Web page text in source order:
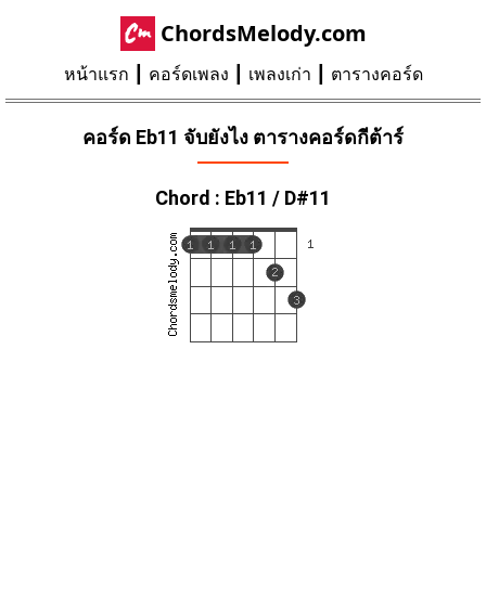
ChordsMelody.com
หน้าแรก คอร์ดเพลง เพลงเก่า ตารางคอร์ด
คอร์ด Eb11 จับยังไง ตารางคอร์ดกีต้าร์
Chord : Eb11 / D#11